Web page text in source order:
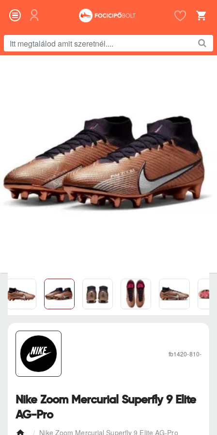
megtalálod
Nike Zoom Mercurial Superfly 9 Elite AG-Pro
Nike Zoom Mercurial Superfly 9 Elite
AG-Pro
fb1420-810-